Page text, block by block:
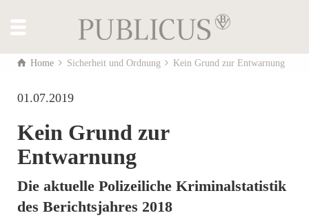
Home Sicherheit und Ordnung Kein Grund zur Entwarnung
01.07.2019
Kein Grund zur
Entwarnung
Die aktuelle Polizeiliche Kriminalstatistik
des Berichtsjahres 2018